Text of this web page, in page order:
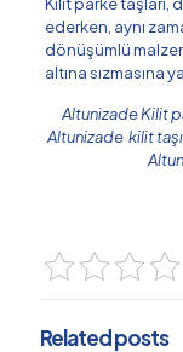
ederken, aynı
dönüşümlü
altına sızmasına
Altunizade Kilit
Altunizade kilit
Related posts